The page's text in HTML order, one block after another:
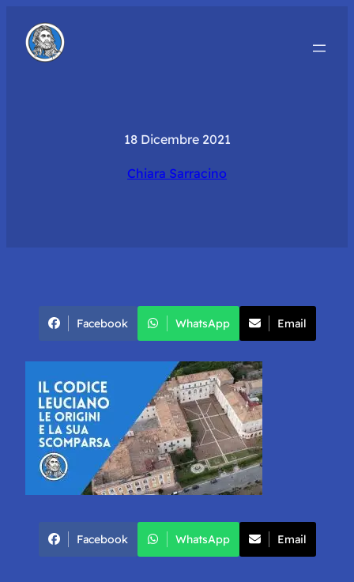
18 Dicembre 2021
Chiara Sarracino
Facebook WhatsApp Email
Facebook WhatsApp Email